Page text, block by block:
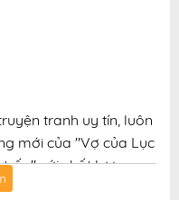
tranh uy tín, luôn
mới của "Vợ của Lục
với chất lượng
và giao diện thân